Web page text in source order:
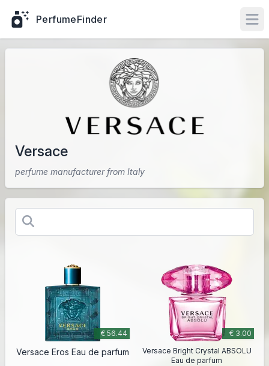
PerfumeFinder
Versace
perfume manufacturer from Italy
€ 56.44
Versace Eros Eau de parfum
€ 3.00
Versace Bright Crystal ABSOLU
Eau de parfum